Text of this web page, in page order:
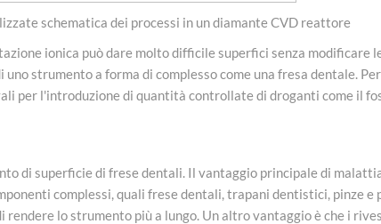
schematica dei processi in un diamante CVD reattore
ionica può dare molto difficile superfici senza modificare
strumento a forma di complesso come una fresa dentale.
per l'introduzione di quantità controllate di droganti come il
di superficie di frese dentali. Il vantaggio principale di
complessi, quali frese dentali, trapani dentistici, pinze
lo strumento più a lungo. Un altro vantaggio è che i